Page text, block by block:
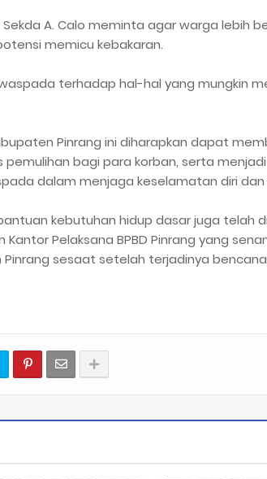
A. Calo meminta agar warga lebih
memicu kebakaran.
terhadap hal-hal yang mungkin
Pinrang ini diharapkan dapat
bagi para korban, serta
dalam menjaga keselamatan diri dan
kebutuhan hidup dasar juga telah
Pelaksana BPBD Pinrang yang
sesaat setelah terjadinya